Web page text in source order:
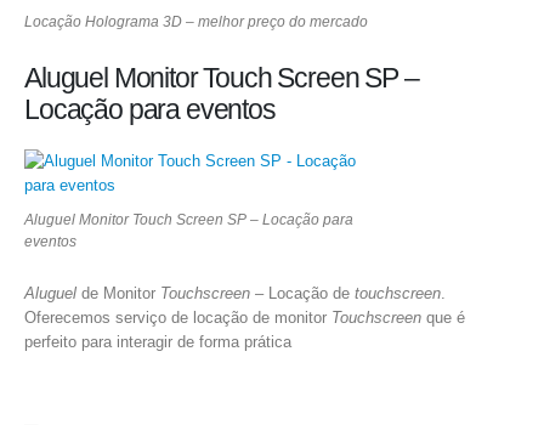
Locação Holograma 3D – melhor preço do mercado
Aluguel Monitor Touch Screen SP –
Locação para eventos
Aluguel Monitor Touch Screen SP – Locação para
eventos
Aluguel de Monitor Touchscreen – Locação de touchscreen.
Oferecemos serviço de locação de monitor Touchscreen que é
perfeito para interagir de forma prática